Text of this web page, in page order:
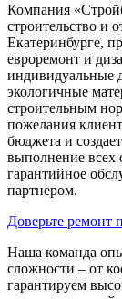
Компания
строительство и
Екатеринбурге,
евроремонт и
индивидуальные
экологичные
строительным
пожелания
бюджета и
выполнение всех
гарантийное
партнером.
Доверьте ремонт
Наша команда
сложности – от
гарантируем